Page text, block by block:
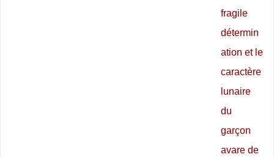
fragile
détermin
ation et le
caractère
lunaire
du
garçon
avare de